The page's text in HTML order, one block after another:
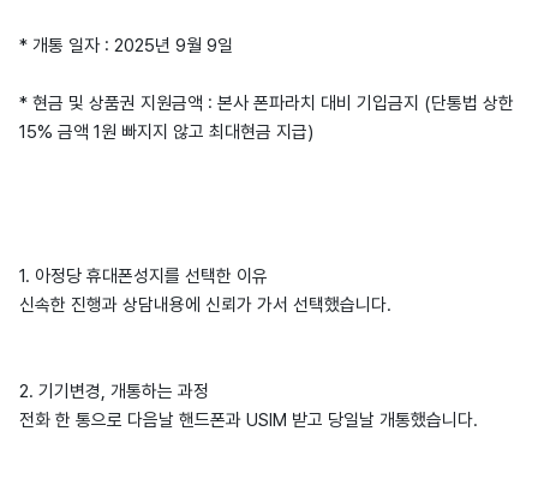
* 개통 일자 : 2025년 9월 9일
* 현금 및 상품권 지원금액 : 본사 폰파라치 대비 기입금지 (단통법 상한
15% 금액 1원 빠지지 않고 최대현금 지급)
1. 아정당 휴대폰성지를 선택한 이유
신속한 진행과 상담내용에 신뢰가 가서 선택했습니다.
2. 기기변경, 개통하는 과정
전화 한 통으로 다음날 핸드폰과 USIM 받고 당일날 개통했습니다.